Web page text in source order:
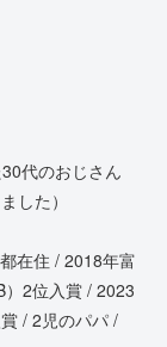
代のおじさん
した）
在住 / 2018年富
2位入賞 / 2023
/ 2児のパパ /